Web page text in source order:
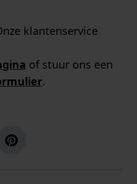
klantenservice
of stuur ons een
.